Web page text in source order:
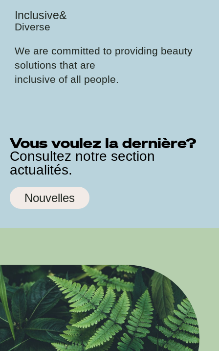
Inclusive&
Diverse
We are committed to providing beauty
solutions that are
inclusive of all people.
Vous voulez la dernière?
Consultez notre section
actualités.
Nouvelles